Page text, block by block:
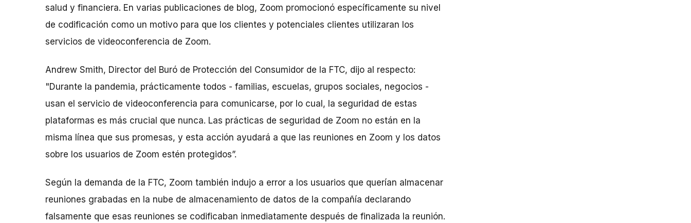
salud y financiera. En varias publicaciones de blog, Zoom promocionó específicamente su nivel
de codificación como un motivo para que los clientes y potenciales clientes utilizaran los
servicios de videoconferencia de Zoom.
Andrew Smith, Director del Buró de Protección del Consumidor de la FTC, dijo al respecto:
"Durante la pandemia, prácticamente todos - familias, escuelas, grupos sociales, negocios -
usan el servicio de videoconferencia para comunicarse, por lo cual, la seguridad de estas
plataformas es más crucial que nunca. Las prácticas de seguridad de Zoom no están en la
misma línea que sus promesas, y esta acción ayudará a que las reuniones en Zoom y los datos
sobre los usuarios de Zoom estén protegidos”.
Según la demanda de la FTC, Zoom también indujo a error a los usuarios que querían almacenar
reuniones grabadas en la nube de almacenamiento de datos de la compañía declarando
falsamente que esas reuniones se codificaban inmediatamente después de finalizada la reunión.